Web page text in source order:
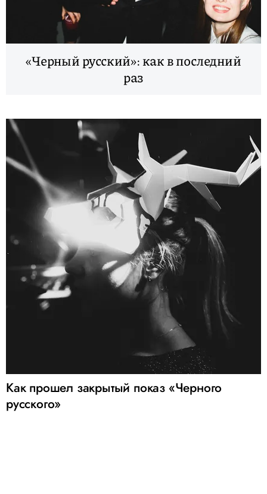
«Черный русский»: как в последний
раз
Как прошел закрытый показ «Черного
русского»